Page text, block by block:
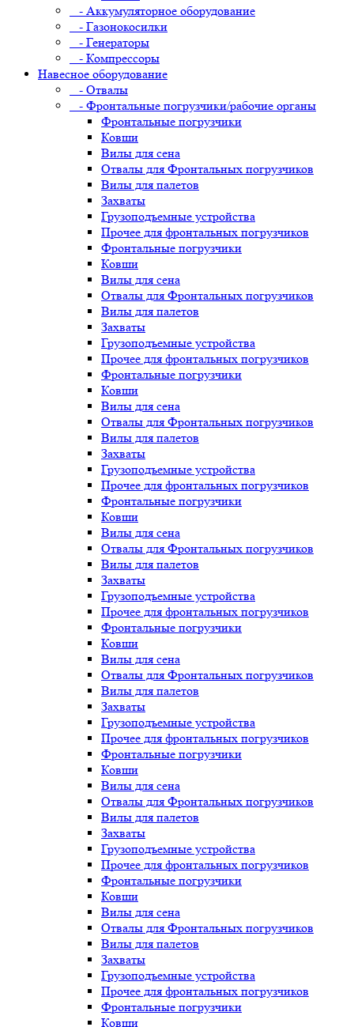
- Аккумуляторное оборудование
- Газонокосилки
- Генераторы
- Компрессоры
Навесное оборудование
- Отвалы
- Фронтальные погрузчики/рабочие органы
Фронтальные погрузчики
Ковши
Вилы для сена
Отвалы для Фронтальных погрузчиков
Вилы для палетов
Захваты
Грузоподъемные устройства
Прочее для фронтальных погрузчиков
Фронтальные погрузчики
Ковши
Вилы для сена
Отвалы для Фронтальных погрузчиков
Вилы для палетов
Захваты
Грузоподъемные устройства
Прочее для фронтальных погрузчиков
Фронтальные погрузчики
Ковши
Вилы для сена
Отвалы для Фронтальных погрузчиков
Вилы для палетов
Захваты
Грузоподъемные устройства
Прочее для фронтальных погрузчиков
Фронтальные погрузчики
Ковши
Вилы для сена
Отвалы для Фронтальных погрузчиков
Вилы для палетов
Захваты
Грузоподъемные устройства
Прочее для фронтальных погрузчиков
Фронтальные погрузчики
Ковши
Вилы для сена
Отвалы для Фронтальных погрузчиков
Вилы для палетов
Захваты
Грузоподъемные устройства
Прочее для фронтальных погрузчиков
Фронтальные погрузчики
Ковши
Вилы для сена
Отвалы для Фронтальных погрузчиков
Вилы для палетов
Захваты
Грузоподъемные устройства
Прочее для фронтальных погрузчиков
Фронтальные погрузчики
Ковши
Вилы для сена
Отвалы для Фронтальных погрузчиков
Вилы для палетов
Захваты
Грузоподъемные устройства
Прочее для фронтальных погрузчиков
Фронтальные погрузчики
Ковши